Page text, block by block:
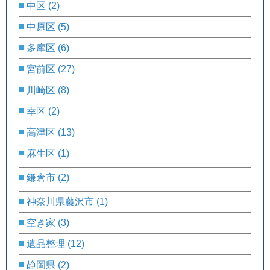
中区 (2)
中原区 (5)
多摩区 (6)
宮前区 (27)
川崎区 (8)
幸区 (2)
高津区 (13)
麻生区 (1)
鎌倉市 (2)
神奈川県藤沢市 (1)
空き家 (3)
遺品整理 (12)
静岡県 (2)